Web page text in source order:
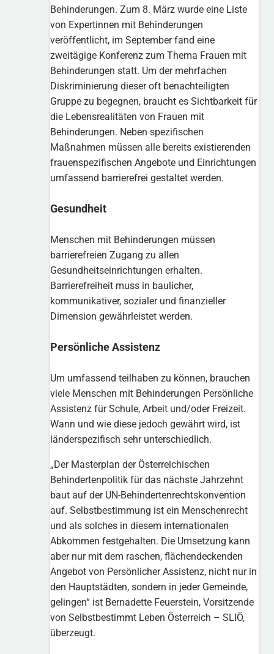
Behinderungen. Zum 8. März wurde eine Liste
von Expertinnen mit Behinderungen
veröffentlicht, im September fand eine
zweitägige Konferenz zum Thema Frauen mit
Behinderungen statt. Um der mehrfachen
Diskriminierung dieser oft benachteiligten
Gruppe zu begegnen, braucht es Sichtbarkeit für
die Lebensrealitäten von Frauen mit
Behinderungen. Neben spezifischen
Maßnahmen müssen alle bereits existierenden
frauenspezifischen Angebote und Einrichtungen
umfassend barrierefrei gestaltet werden.
Gesundheit
Menschen mit Behinderungen müssen
barrierefreien Zugang zu allen
Gesundheitseinrichtungen erhalten.
Barrierefreiheit muss in baulicher,
kommunikativer, sozialer und finanzieller
Dimension gewährleistet werden.
Persönliche Assistenz
Um umfassend teilhaben zu können, brauchen
viele Menschen mit Behinderungen Persönliche
Assistenz für Schule, Arbeit und/oder Freizeit.
Wann und wie diese jedoch gewährt wird, ist
länderspezifisch sehr unterschiedlich.
„Der Masterplan der Österreichischen
Behindertenpolitik für das nächste Jahrzehnt
baut auf der UN-Behindertenrechtskonvention
auf. Selbstbestimmung ist ein Menschenrecht
und als solches in diesem internationalen
Abkommen festgehalten. Die Umsetzung kann
aber nur mit dem raschen, flächendeckenden
Angebot von Persönlicher Assistenz, nicht nur in
den Hauptstädten, sondern in jeder Gemeinde,
gelingen“ ist Bernadette Feuerstein, Vorsitzende
von Selbstbestimmt Leben Österreich – SLIÖ,
überzeugt.